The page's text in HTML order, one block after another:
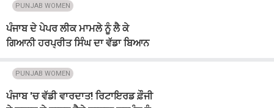
PUNJAB WOMEN
ਪੰਜਾਬ ਦੇ ਪੇਪਰ ਲੀਕ ਮਾਮਲੇ ਨੂੰ ਲੈ ਕੇ
ਗਿਆਨੀ ਹਰਪ੍ਰੀਤ ਸਿੰਘ ਦਾ ਵੱਡਾ ਬਿਆਨ
PUNJAB WOMEN
ਪੰਜਾਬ 'ਚ ਵੱਡੀ ਵਾਰਦਾਤ! ਰਿਟਾਇਰਡ ਫ਼ੌਜੀ